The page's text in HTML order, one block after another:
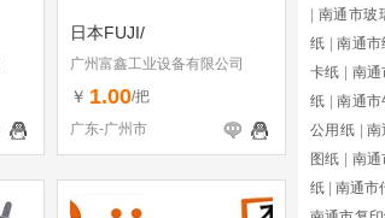
日本FUJI/
广州富鑫工业设备有限公司
￥ 1.00/把
广东-广州市
南通市玻
纸
南通市
卡纸
南通
纸
南通市
公用纸
南
图纸
南通
纸
南通市